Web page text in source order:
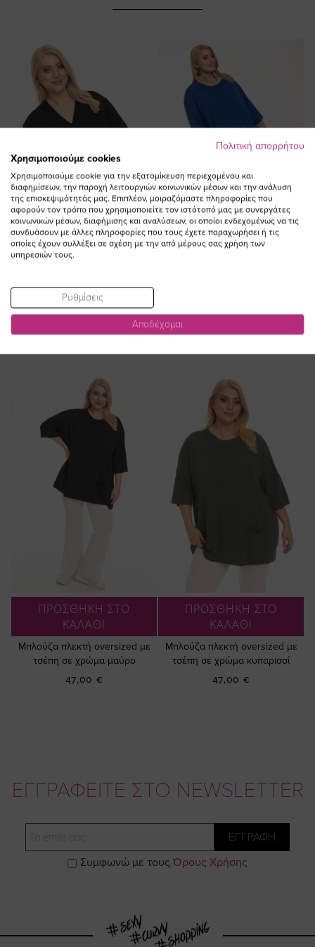
ΚΑΛΑΘΙ
Μπλούζα πλεκτή σε χρώμα
Μπλούζα πλεκτή oversized με
ΠΡΟΣΘΗΚΗ ΣΤΟ
ΚΑΛΑΘΙ
Μπλούζα πλεκτή oversized με
τσέπη σε χρώμα μαύρο
47,00 €
ΠΡΟΣΘΗΚΗ ΣΤΟ
ΚΑΛΑΘΙ
Μπλούζα πλεκτή oversized με
τσέπη σε χρώμα κυπαρισσί
47,00 €
ΕΓΓΡΑΦΕΙΤΕ ΣΤΟ NEWSLETTER
ΕΓΓΡΑΦΗ
Συμφωνώ με τους Όρους Χρήσης
Πολιτική απορρήτου
Χρησιμοποιούμε cookies
Χρησιμοποιούμε cookie για την εξατομίκευση περιεχομένου και
διαφημίσεων, την παροχή λειτουργιών κοινωνικών μέσων και την ανάλυση
της επισκεψιμότητάς μας. Επιπλέον, μοιραζόμαστε πληροφορίες που
αφορούν τον τρόπο που χρησιμοποιείτε τον ιστότοπό μας με συνεργάτες
κοινωνικών μέσων, διαφήμισης και αναλύσεων, οι οποίοι ενδεχομένως να τις
συνδυάσουν με άλλες πληροφορίες που τους έχετε παραχωρήσει ή τις
οποίες έχουν συλλέξει σε σχέση με την από μέρους σας χρήση των
υπηρεσιών τους.
Ρυθμίσεις
Αποδέχομαι